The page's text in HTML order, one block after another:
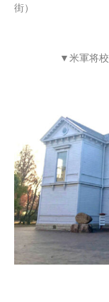
街）
▼米軍将